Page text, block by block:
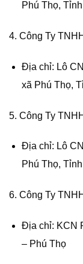
Phú Thọ,
4. Công Ty
Địa chỉ: Lô
xã Phú Thọ,
5. Công Ty
Địa chỉ: Lô
Phú Thọ,
6. Công Ty
Địa chỉ: KCN
– Phú Thọ